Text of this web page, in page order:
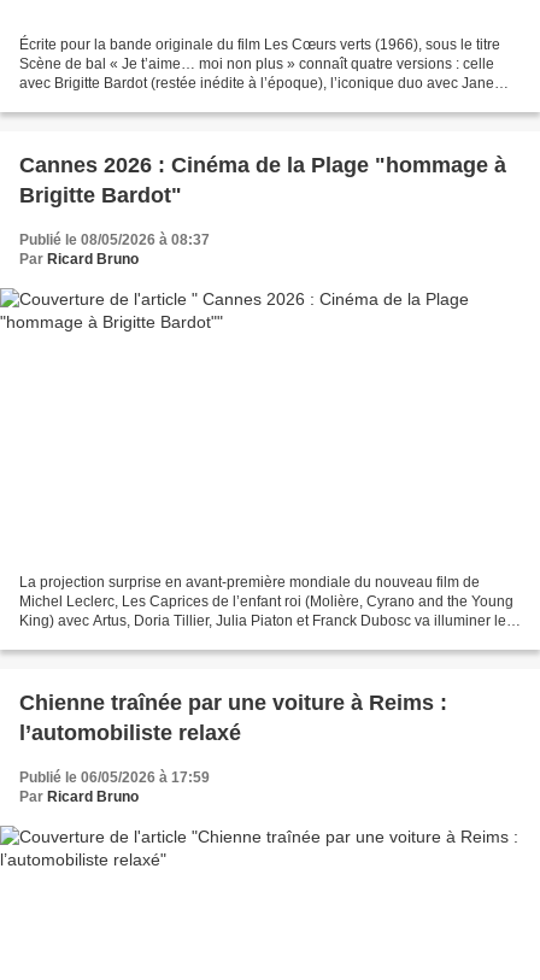
Écrite pour la bande originale du film Les Cœurs verts (1966), sous le titre
Scène de bal « Je t’aime… moi non plus » connaît quatre versions : celle
avec Brigitte Bardot (restée inédite à l’époque), l’iconique duo avec Jane
Cannes 2026 : Cinéma de la Plage "hommage à
Brigitte Bardot"
Publié le 08/05/2026 à 08:37
Par Ricard Bruno
La projection surprise en avant-première mondiale du nouveau film de
Michel Leclerc, Les Caprices de l’enfant roi (Molière, Cyrano and the Young
King) avec Artus, Doria Tillier, Julia Piaton et Franck Dubosc va illuminer le
Chienne traînée par une voiture à Reims :
l’automobiliste relaxé
Publié le 06/05/2026 à 17:59
Par Ricard Bruno